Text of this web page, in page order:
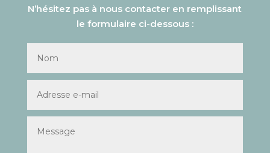
N’hésitez pas à nous contacter en remplissant
le formulaire ci-dessous :